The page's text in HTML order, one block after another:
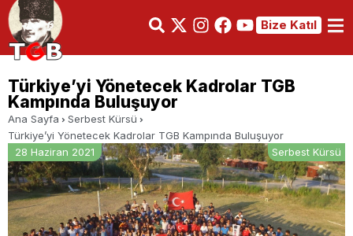
Bize Katıl
Türkiye’yi Yönetecek Kadrolar TGB
Kampında Buluşuyor
Ana Sayfa
Serbest Kürsü
Türkiye’yi Yönetecek Kadrolar TGB Kampında Buluşuyor
28 Haziran 2021
Serbest Kürsü